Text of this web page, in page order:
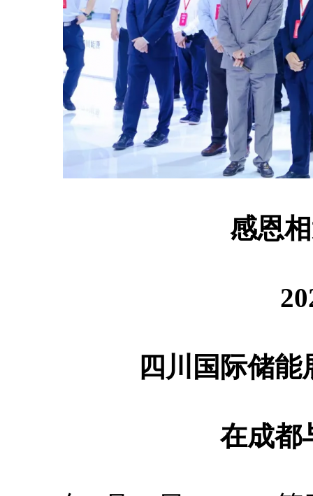
感恩
四川国际储
在成都